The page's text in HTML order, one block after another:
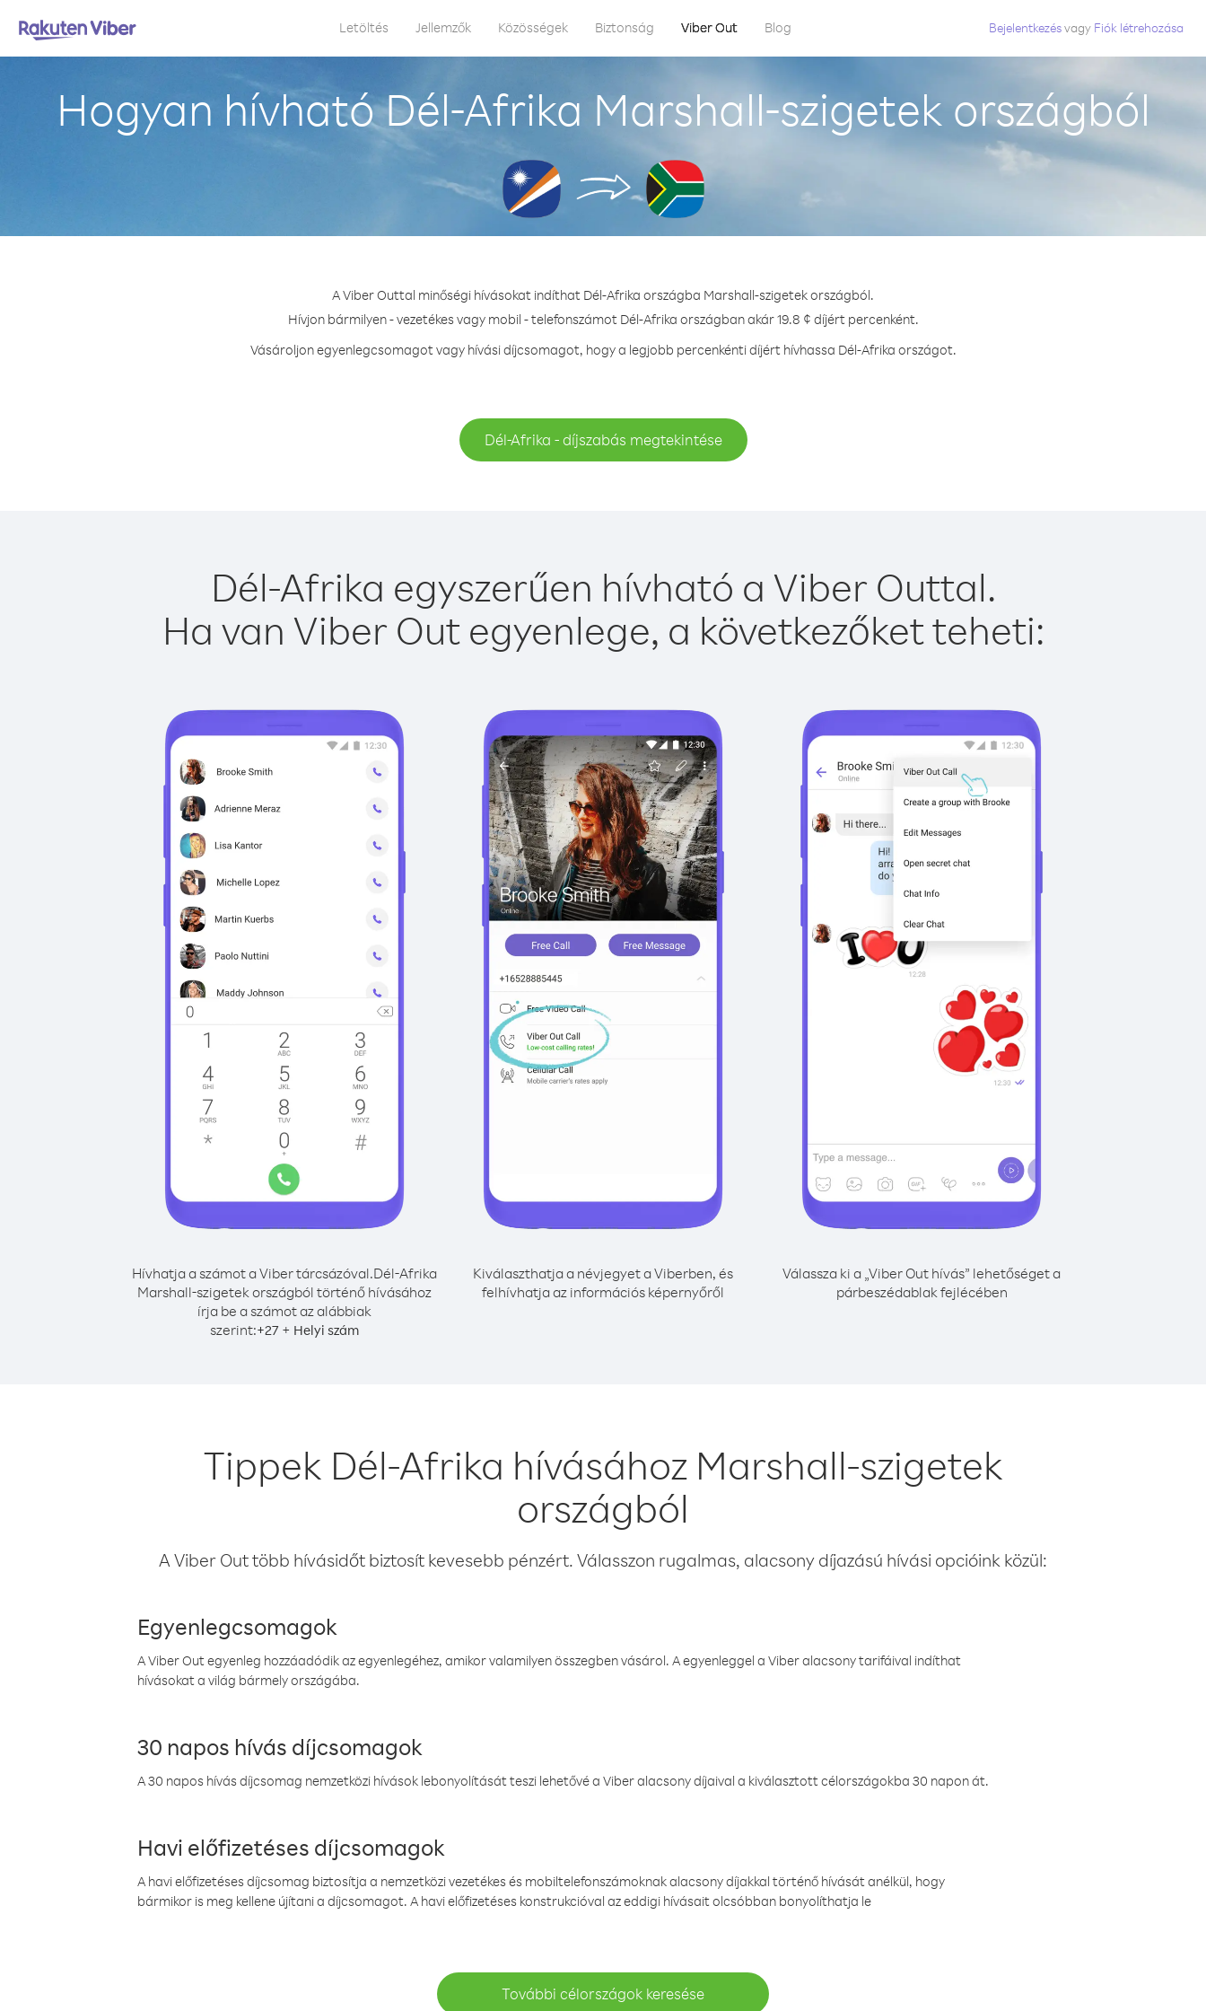
Letöltés Jellemzők Közösségek Biztonság Viber Out Blog Bejelentkezésvagy Fiók létrehozása
Hogyan hívható Dél-Afrika Marshall-szigetek országból
A Viber Outtal minőségi hívásokat indíthat Dél-Afrika országba Marshall-szigetek országból.
Hívjon bármilyen - vezetékes vagy mobil - telefonszámot Dél-Afrika országban akár 19.8 ¢ díjért percenként.
Vásároljon egyenlegcsomagot vagy hívási díjcsomagot, hogy a legjobb percenkénti díjért hívhassa Dél-Afrika országot.
Dél-Afrika - díjszabás megtekintése
Dél-Afrika egyszerűen hívható a Viber Outtal.
Ha van Viber Out egyenlege, a következőket teheti:
Hívhatja a számot a Viber tárcsázóval.Dél-Afrika
Marshall-szigetek országból történő hívásához
írja be a számot az alábbiak
szerint:+27 + Helyi szám
Kiválaszthatja a névjegyet a Viberben, és
felhívhatja az információs képernyőről
Válassza ki a „Viber Out hívás” lehetőséget a
párbeszédablak fejlécében
Tippek Dél-Afrika hívásához Marshall-szigetek
országból
A Viber Out több hívásidőt biztosít kevesebb pénzért. Válasszon rugalmas, alacsony díjazású hívási opcióink közül:
Egyenlegcsomagok
A Viber Out egyenleg hozzáadódik az egyenlegéhez, amikor valamilyen összegben vásárol. A egyenleggel a Viber alacsony tarifáival indíthat
hívásokat a világ bármely országába.
30 napos hívás díjcsomagok
A 30 napos hívás díjcsomag nemzetközi hívások lebonyolítását teszi lehetővé a Viber alacsony díjaival a kiválasztott célországokba 30 napon át.
Havi előfizetéses díjcsomagok
A havi előfizetéses díjcsomag biztosítja a nemzetközi vezetékes és mobiltelefonszámoknak alacsony díjakkal történő hívását anélkül, hogy
bármikor is meg kellene újítani a díjcsomagot. A havi előfizetéses konstrukcióval az eddigi hívásait olcsóbban bonyolíthatja le
További célországok keresése